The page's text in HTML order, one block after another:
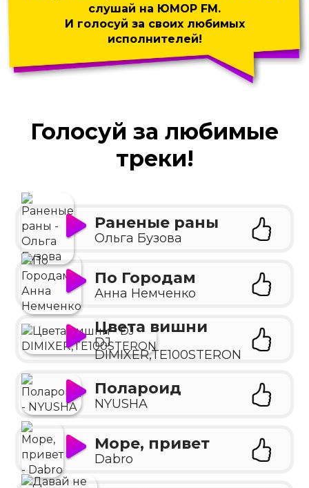
слушай на ЮМОР FM.
И голосуй за своих любимых
исполнителей!
Голосуй за любимые
треки!
Раненые раны
Ольга Бузова
По Городам
Анна Немченко
Цвета вишни
DJ
DIMIXER,TE100STERON
Полароид
NYUSHA
Море, привет
Dabro